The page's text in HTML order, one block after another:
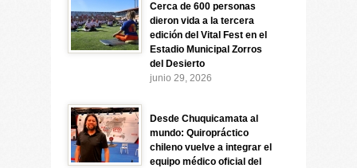
Cerca de 600 personas
dieron vida a la tercera
edición del Vital Fest en el
Estadio Municipal Zorros
del Desierto
junio 29, 2026
Desde Chuquicamata al
mundo: Quiropráctico
chileno vuelve a integrar el
equipo médico oficial del